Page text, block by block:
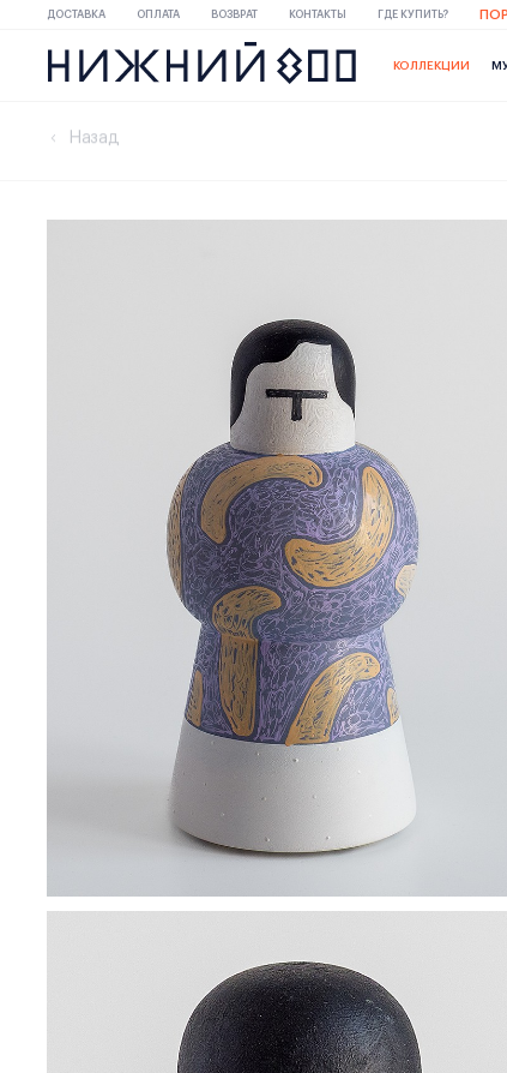
ДОСТАВКА ОПЛАТА ВОЗВРАТ КОНТАКТЫ ГДЕ КУПИТЬ?
КОЛЛЕКЦИИ
Назад